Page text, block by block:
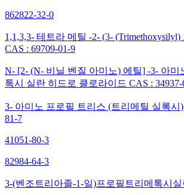
862822-32-0
1,1,3,3- 테트라 메틸 -2- (3-
CAS : 69709-01-9
N- [2- (N- 비닐 벤질 아미노) 에틸] -3- 아미
톡시 실란 히드로 클로라이드 CAS : 34937-
3- 아미노 프로필 트리스 (트리메틸 실록시
81-7
41051-80-3
82984-64-3
3-(벤조트리아졸-1-일)프로필트리메톡시실